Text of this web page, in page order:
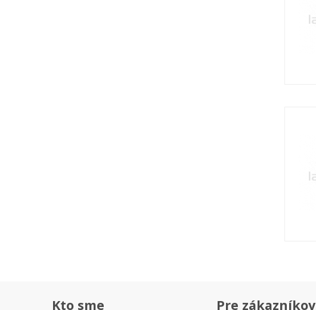
Kto sme Pre zákazníkov